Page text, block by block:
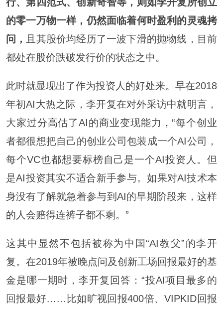
的零一万物一样，仍然面临着何时盈利的灵魂拷
问， 且其股价均经历了一波下滑的抛物线，目前
都处在股价跌破发行价的状态之中。
此时就显现出了作为投资人的好处来。早在2018
年初AI大热之际，李开复在对外采访中就明言，
大家过分高估了AI的商业变现能力，“每个创业
者都很想把自己的创业公司包装成一个AI公司，
每个VC也都想要标榜自己是一个AI投资人。但
是AI投资其实不适合新手参与。如果对AI技术本
身没有了解就急着参与到AI的早期阶段来，这样
的人会赔得连裤子都不剩。”
这其中显然不包括被称为中国“AI教父”的李开
复。在2019年被晚点问及创新工场回报最好的基
金是哪一期时，李开复回答：“投AI项目最多的
回报最好……比如旷视回报400倍、VIPKID回报